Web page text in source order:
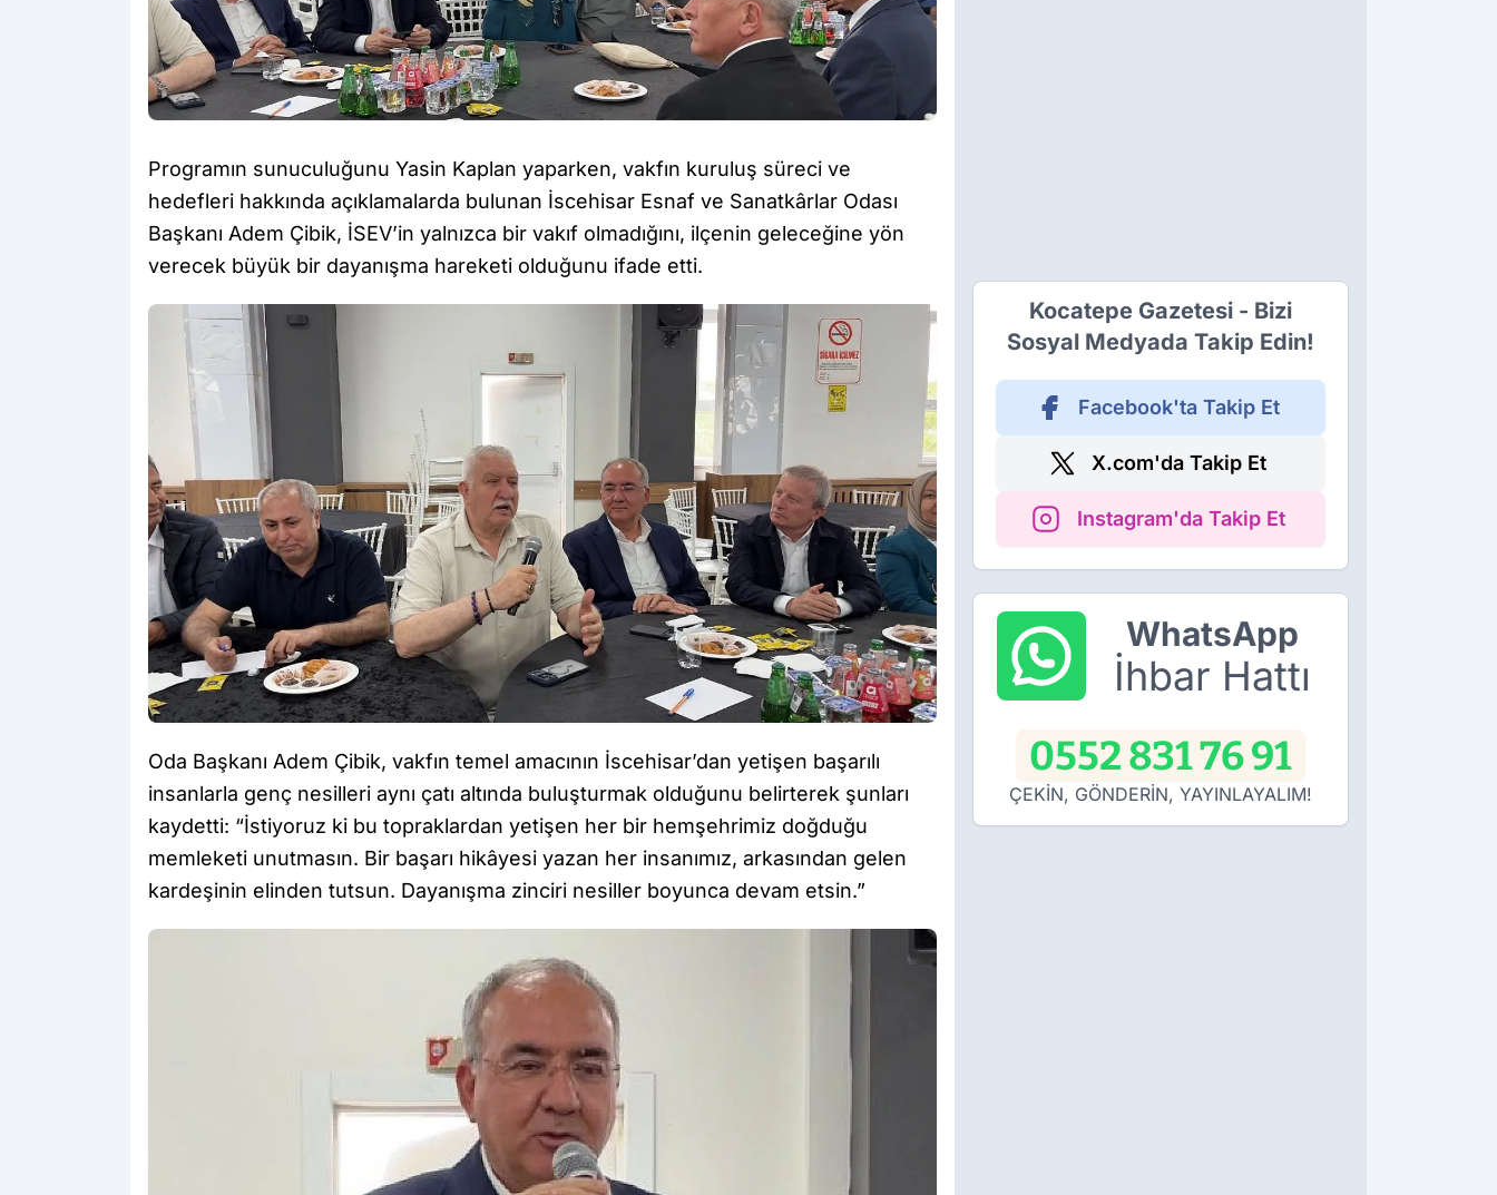
Programın sunuculuğunu Yasin Kaplan yaparken, vakfın kuruluş süreci ve
hedefleri hakkında açıklamalarda bulunan İscehisar Esnaf ve Sanatkârlar Odası
Başkanı Adem Çibik, İSEV’in yalnızca bir vakıf olmadığını, ilçenin geleceğine yön
verecek büyük bir dayanışma hareketi olduğunu ifade etti.
Oda Başkanı Adem Çibik, vakfın temel amacının İscehisar’dan yetişen başarılı
insanlarla genç nesilleri aynı çatı altında buluşturmak olduğunu belirterek şunları
kaydetti: “İstiyoruz ki bu topraklardan yetişen her bir hemşehrimiz doğduğu
memleketi unutmasın. Bir başarı hikâyesi yazan her insanımız, arkasından gelen
kardeşinin elinden tutsun. Dayanışma zinciri nesiller boyunca devam etsin.”
Kocatepe Gazetesi - Bizi
Sosyal Medyada Takip Edin!
Facebook'ta Takip Et
X.com'da Takip Et
Instagram'da Takip Et
WhatsApp
İhbar Hattı
0552 831 76 91
ÇEKİN, GÖNDERİN, YAYINLAYALIM!